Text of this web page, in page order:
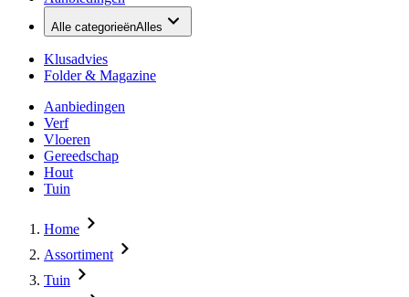
Alle categorieënAlles
Klusadvies
Folder & Magazine
Aanbiedingen
Verf
Vloeren
Gereedschap
Hout
Tuin
Home
Assortiment
Tuin